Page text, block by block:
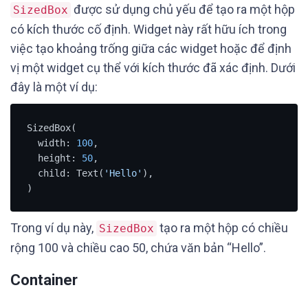
SizedBox được sử dụng chủ yếu để tạo ra một hộp
có kích thước cố định. Widget này rất hữu ích trong
việc tạo khoảng trống giữa các widget hoặc để định
vị một widget cụ thể với kích thước đã xác định. Dưới
đây là một ví dụ:
SizedBox(
  width:
100,
  height:
50,
  child: Text(
'Hello' ),
)
Trong ví dụ này, SizedBox tạo ra một hộp có chiều
rộng 100 và chiều cao 50, chứa văn bản “Hello”.
Container